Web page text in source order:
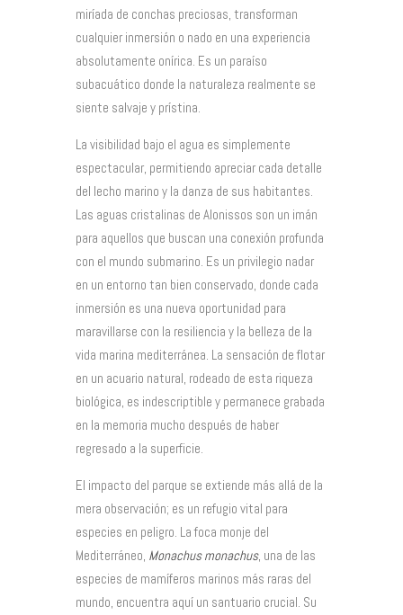
miríada de conchas preciosas, transforman
cualquier inmersión o nado en una experiencia
absolutamente onírica. Es un paraíso
subacuático donde la naturaleza realmente se
siente salvaje y prístina.
La visibilidad bajo el agua es simplemente
espectacular, permitiendo apreciar cada detalle
del lecho marino y la danza de sus habitantes.
Las aguas cristalinas de Alonissos son un imán
para aquellos que buscan una conexión profunda
con el mundo submarino. Es un privilegio nadar
en un entorno tan bien conservado, donde cada
inmersión es una nueva oportunidad para
maravillarse con la resiliencia y la belleza de la
vida marina mediterránea. La sensación de flotar
en un acuario natural, rodeado de esta riqueza
biológica, es indescriptible y permanece grabada
en la memoria mucho después de haber
regresado a la superficie.
El impacto del parque se extiende más allá de la
mera observación; es un refugio vital para
especies en peligro. La foca monje del
Mediterráneo, Monachus monachus, una de las
especies de mamíferos marinos más raras del
mundo, encuentra aquí un santuario crucial. Su